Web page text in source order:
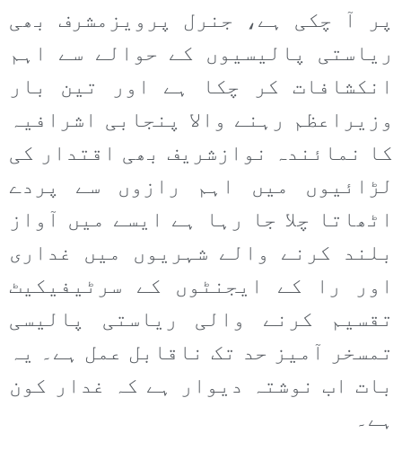
پر آ چکی ہے، جنرل پرویزمشرف بھی
ریاستی پالیسیوں کے حوالے سے اہم
انکشافات کر چکا ہے اور تین بار
وزیراعظم رہنے والا پنجابی اشرافیہ
کا نمائندہ نوازشریف بھی اقتدار کی
لڑائیوں میں اہم رازوں سے پردے
اٹھاتا چلا جا رہا ہے ایسے میں آواز
بلند کرنے والے شہریوں میں غداری
اور را کے ایجنٹوں کے سرٹیفیکیٹ
تقسیم کرنے والی ریاستی پالیسی
تمسخر آمیز حد تک ناقابل عمل ہے۔ یہ
بات اب نوشتہ دیوار ہے کہ غدار کون
ہے۔